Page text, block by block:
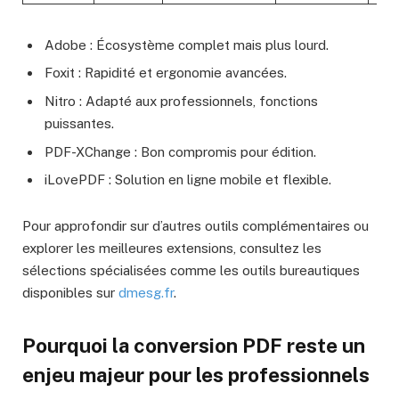
Adobe : Écosystème complet mais plus lourd.
Foxit : Rapidité et ergonomie avancées.
Nitro : Adapté aux professionnels, fonctions
puissantes.
PDF-XChange : Bon compromis pour édition.
iLovePDF : Solution en ligne mobile et flexible.
Pour approfondir sur d’autres outils complémentaires ou
explorer les meilleures extensions, consultez les
sélections spécialisées comme les outils bureautiques
disponibles sur dmesg.fr.
Pourquoi la conversion PDF reste un
enjeu majeur pour les professionnels